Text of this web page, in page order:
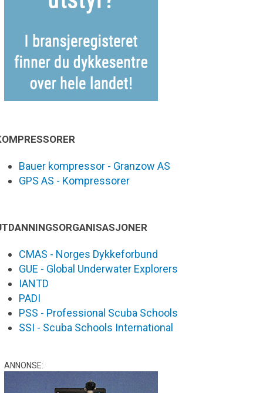
Bauer kompressor - Granzow AS
GPS AS - Kompressorer
CMAS - Norges Dykkeforbund
GUE - Global Underwater Explorers
IANTD
PADI
PSS - Professional Scuba Schools
SSI - Scuba Schools International
ANNONSE: